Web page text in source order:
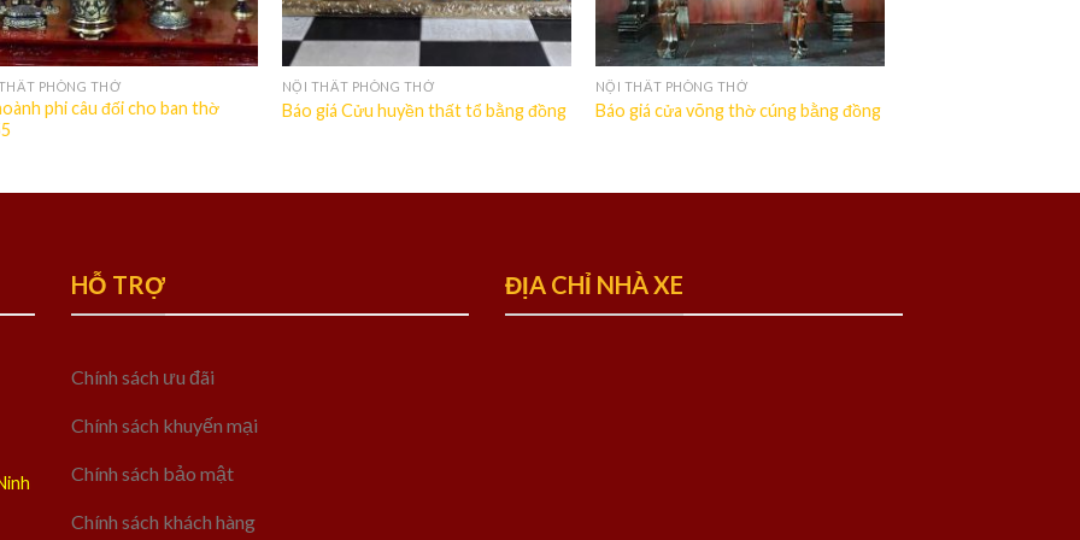
PHÒNG THỜ
phi câu đối cho ban thờ
NỘI THẤT PHÒNG THỜ
Báo giá Cửu huyền thất tổ bằng đồng
NỘI THẤT PHÒNG THỜ
Báo giá cửa võng thờ cúng bằng đồng
HỖ TRỢ
Chính sách ưu đãi
Chính sách khuyến mại
Chính sách bảo mật
Chính sách khách hàng
ĐỊA CHỈ NHÀ XE